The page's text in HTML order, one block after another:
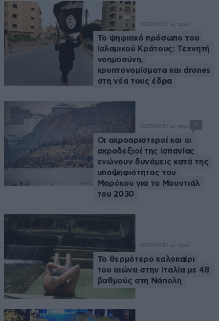
ΚΟΣΜΟΣ 1 ω. πριν
Το ψηφιακό πρόσωπο του
Ισλαμικού Κράτους: Τεχνητή
νοημοσύνη,
κρυπτονομίσματα και drones
στη νέα τους έδρα
ΚΟΣΜΟΣ 1 ω. πριν 1
Οι ακροαριστεροί και οι
ακροδεξιοί της Ισπανίας
ενώνουν δυνάμεις κατά της
υποψηφιότητας του
Μαρόκου για το Μουντιάλ
του 2030
ΚΟΣΜΟΣ 1 ω. πριν
Το θερμότερο καλοκαίρι
του αιώνα στην Ιταλία με 48
βαθμούς στη Νάπολη